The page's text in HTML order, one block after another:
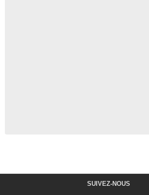
SUIVEZ-NOUS